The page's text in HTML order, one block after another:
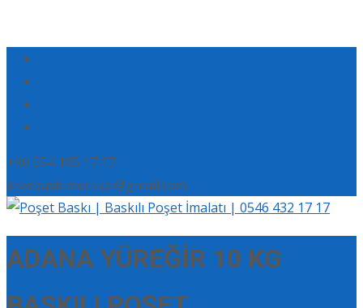
+90 554 165 17 17
eserbaskimerkezi@gmail.com
ADANA YÜREĞİR 10 KG